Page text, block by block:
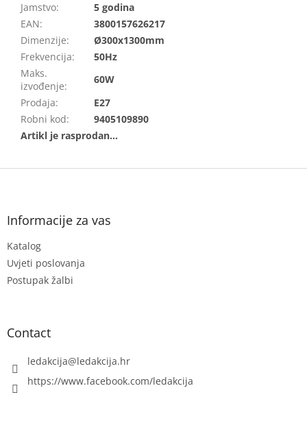
Jamstvo:
5 godina
EAN:
3800157626217
Dimenzije:
Ø300x1300mm
Frekvencija:
50Hz
Maks.
izvođenje:
60W
Prodaja:
E27
Robni kod: 9405109890
F
Informacije za vas
Katalog
Uvjeti poslovanja
Postupak žalbi
Contact
ledakcija@ledakcija.hr
https://www.facebook.com/ledakcija